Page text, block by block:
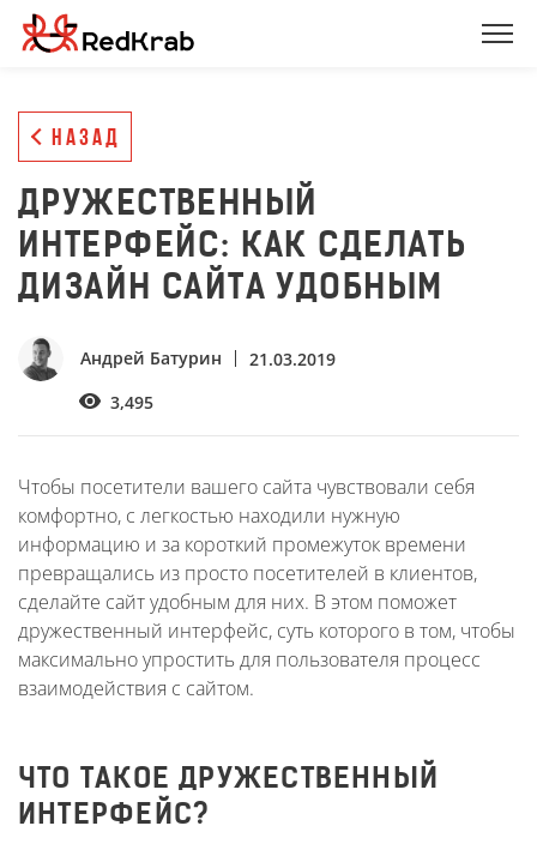
НАЗАД
ДРУЖЕСТВЕННЫЙ
ИНТЕРФЕЙС: КАК СДЕЛАТЬ
ДИЗАЙН САЙТА УДОБНЫМ
Андрей Батурин
21.03.2019
3,495
Чтобы посетители вашего сайта чувствовали себя
комфортно, с легкостью находили нужную
информацию и за короткий промежуток времени
превращались из просто посетителей в клиентов,
сделайте сайт удобным для них. В этом поможет
дружественный интерфейс, суть которого в том, чтобы
максимально упростить для пользователя процесс
взаимодействия с сайтом.
ЧТО ТАКОЕ ДРУЖЕСТВЕННЫЙ
ИНТЕРФЕЙС?